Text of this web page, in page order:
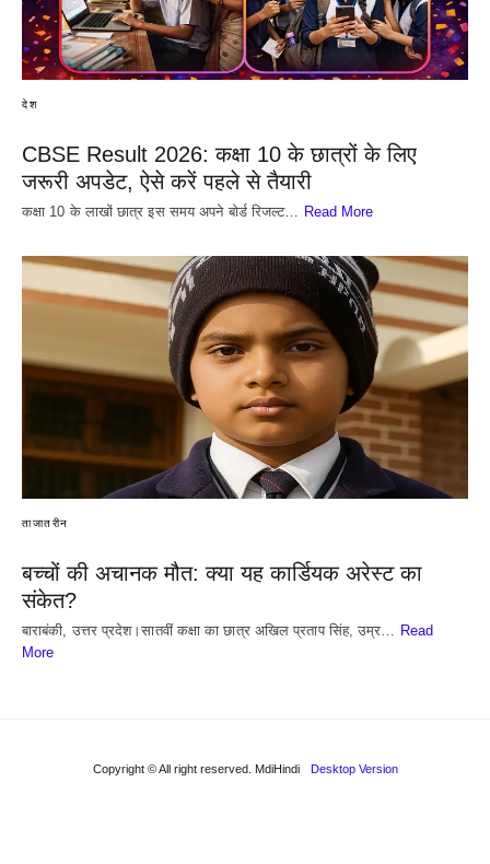
देश
CBSE Result 2026: कक्षा 10 के छात्रों के लिए
जरूरी अपडेट, ऐसे करें पहले से तैयारी
कक्षा 10 के लाखों छात्र इस समय अपने बोर्ड रिजल्ट… Read More
ताजातरीन
बच्चों की अचानक मौत: क्या यह कार्डियक अरेस्ट का
संकेत?
बाराबंकी, उत्तर प्रदेश।सातवीं कक्षा का छात्र अखिल प्रताप सिंह, उम्र…
Read
More
Copyright © All right reserved. MdiHindi Desktop Version